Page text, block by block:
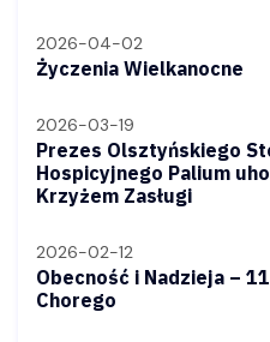
2026-04-02
Życzenia Wielkanocne
2026-03-19
Prezes Olsztyńskiego
Hospicyjnego Palium
Krzyżem Zasługi
2026-02-12
Obecność i Nadzieja –
Chorego